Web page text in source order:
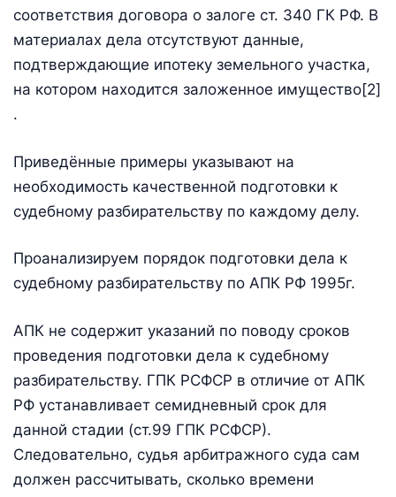
соответствия договора о залоге ст. 340 ГК РФ. В
материалах дела отсутствуют данные,
подтверждающие ипотеку земельного участка,
на котором находится заложенное имущество[2]
.
Приведённые примеры указывают на
необходимость качественной подготовки к
судебному разбирательству по каждому делу.
Проанализируем порядок подготовки дела к
судебному разбирательству по АПК РФ 1995г.
АПК не содержит указаний по поводу сроков
проведения подготовки дела к судебному
разбирательству. ГПК РСФСР в отличие от АПК
РФ устанавливает семидневный срок для
данной стадии (ст.99 ГПК РСФСР).
Следовательно, судья арбитражного суда сам
должен рассчитывать, сколько времени